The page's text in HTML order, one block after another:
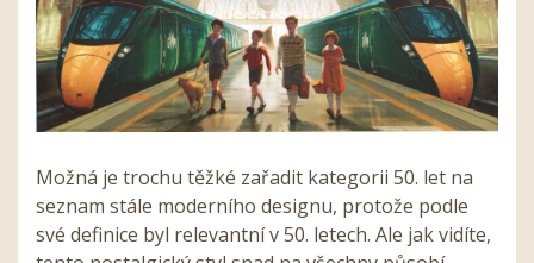
Možná je trochu těžké zařadit kategorii 50. let na
seznam stále moderního designu, protože podle
své definice byl relevantnív50. letech. Ale jak vidíte,